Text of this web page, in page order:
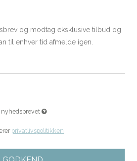
og modtag eksklusive tilbud og
til enhver tid afmelde igen.
nyhedsbrevet
privatlivspolitikken